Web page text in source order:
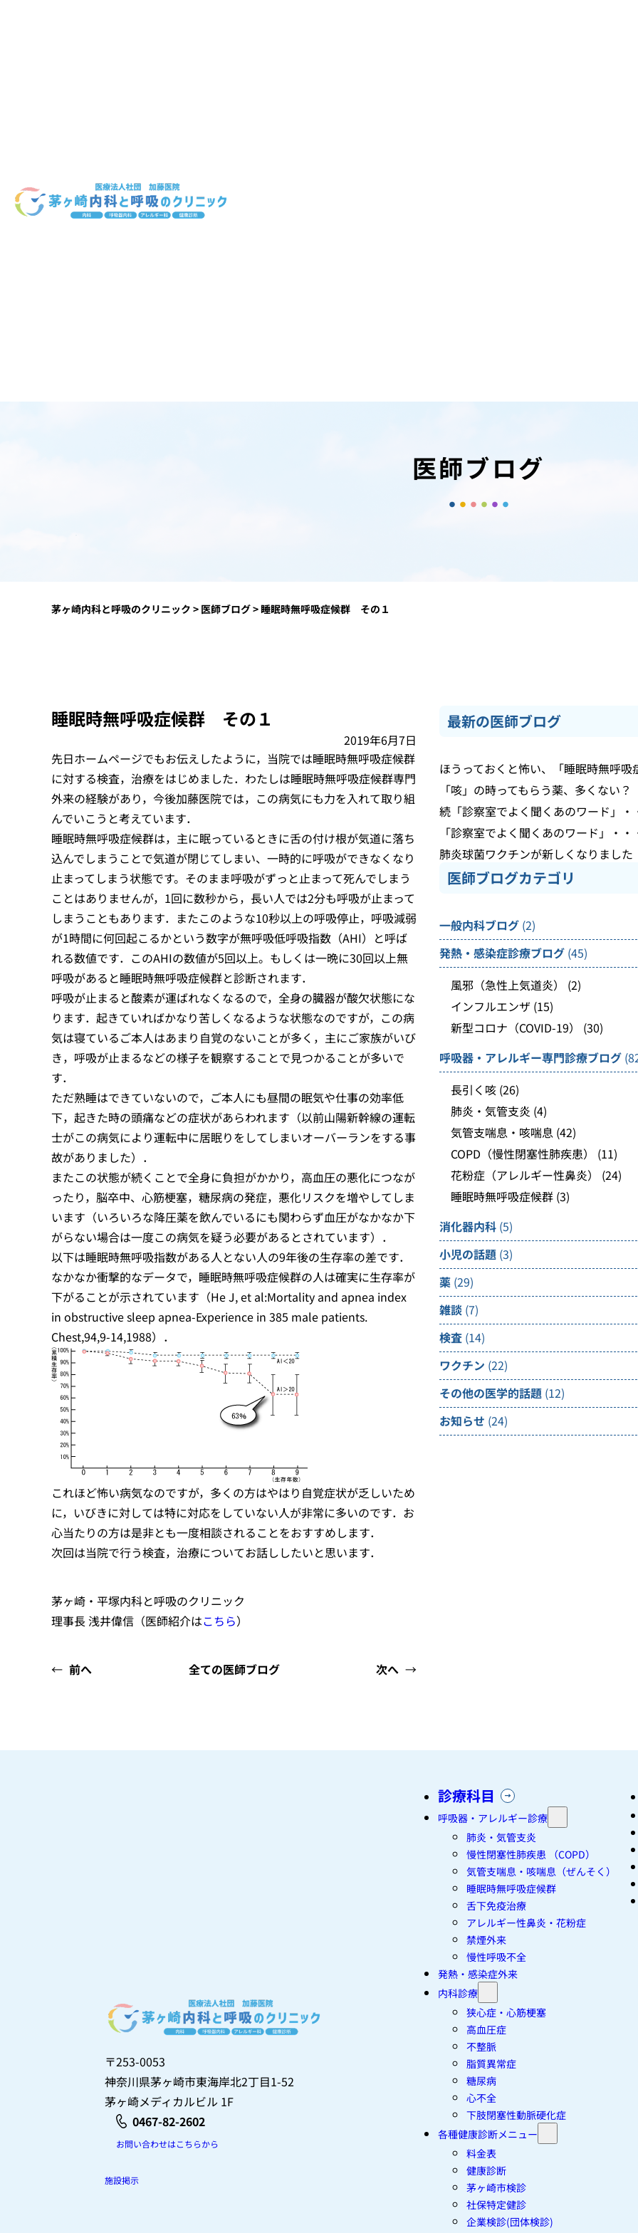
医師ブログ
茅ヶ崎内科と呼吸のクリニック > 医師ブログ>睡眠時無呼吸症候群 その１
睡眠時無呼吸症候群 その１
2019年6月7日
先日ホームページでもお伝えしたように，当院では睡眠時無呼吸症候群
に対する検査，治療をはじめました．わたしは睡眠時無呼吸症候群専門
外来の経験があり，今後加藤医院では，この病気にも力を入れて取り組
んでいこうと考えています．
睡眠時無呼吸症候群は，主に眠っているときに舌の付け根が気道に落ち
込んでしまうことで気道が閉じてしまい、一時的に呼吸ができなくなり
止まってしまう状態です。そのまま呼吸がずっと止まって死んでしまう
ことはありませんが，1回に数秒から，長い人では2分も呼吸が止まって
しまうこともあります．またこのような10秒以上の呼吸停止，呼吸減弱
が1時間に何回起こるかという数字が無呼吸低呼吸指数（AHI）と呼ば
れる数値です．このAHIの数値が5回以上。もしくは一晩に30回以上無
呼吸があると睡眠時無呼吸症候群と診断されます．
呼吸が止まると酸素が運ばれなくなるので，全身の臓器が酸欠状態にな
ります．起きていればかなり苦しくなるような状態なのですが，この病
気は寝ているご本人はあまり自覚のないことが多く，主にご家族がいび
き，呼吸が止まるなどの様子を観察することで見つかることが多いで
す．
ただ熟睡はできていないので，ご本人にも昼間の眠気や仕事の効率低
下，起きた時の頭痛などの症状があらわれます（以前山陽新幹線の運転
士がこの病気により運転中に居眠りをしてしまいオーバーランをする事
故がありました）．
またこの状態が続くことで全身に負担がかかり，高血圧の悪化につなが
ったり，脳卒中、心筋梗塞，糖尿病の発症，悪化リスクを増やしてしま
います（いろいろな降圧薬を飲んでいるにも関わらず血圧がなかなか下
がらない場合は一度この病気を疑う必要があるとされています）．
以下は睡眠時無呼吸指数がある人とない人の9年後の生存率の差です．
なかなか衝撃的なデータで，睡眠時無呼吸症候群の人は確実に生存率が
下がることが示されています（He J, et al:Mortality and apnea index
in obstructive sleep apnea-Experience in 385 male patients.
Chest,94,9-14,1988）．
これほど怖い病気なのですが，多くの方はやはり自覚症状が乏しいため
に，いびきに対しては特に対応をしていない人が非常に多いのです．お
心当たりの方は是非とも一度相談されることをおすすめします．
次回は当院で行う検査，治療についてお話ししたいと思います．
茅ヶ崎・平塚内科と呼吸のクリニック
理事長 浅井偉信（医師紹介はこちら）
← 前へ 全ての医師ブログ 次へ →
最新の医師ブログ
ほうっておくと怖い、「睡眠時無呼
「咳」の時ってもらう薬、多くない
続「診察室でよく聞くあのワード」
「診察室でよく聞くあのワード」・
肺炎球菌ワクチンが新しくなりまし
医師ブログカテゴリ
一般内科ブログ (2)
発熱・感染症診療ブログ (45)
風邪（急性上気道炎）
(2)
インフルエンザ (15)
新型コロナ（COVID-19）
(30)
呼吸器・アレルギー専門診療ブログ
長引く咳 (26)
肺炎・気管支炎 (4)
気管支喘息・咳喘息 (42)
COPD（慢性閉塞性肺疾患）
(11)
花粉症（アレルギー性鼻炎）
(24)
睡眠時無呼吸症候群 (3)
消化器内科 (5)
小児の話題 (3)
薬 (29)
雑談 (7)
検査 (14)
ワクチン (22)
その他の医学的話題 (12)
お知らせ (24)
〒253-0053
神奈川県茅ヶ崎市東海岸北2丁目1-52
茅ヶ崎メディカルビル 1F
0467-82-2602
お問い合わせはこちらから
施設掲示
診療科目
呼吸器・アレルギー診療
肺炎・気管支炎
慢性閉塞性肺疾患 （COPD）
気管支喘息・咳喘息（ぜんそく）
睡眠時無呼吸症候群
舌下免疫治療
アレルギー性鼻炎・花粉症
禁煙外来
慢性呼吸不全
発熱・感染症外来
内科診療
狭心症・心筋梗塞
高血圧症
不整脈
脂質異常症
糖尿病
心不全
下肢閉塞性動脈硬化症
各種健康診断メニュー
料金表
健康診断
茅ヶ崎市検診
社保特定健診
企業検診(団体検診)